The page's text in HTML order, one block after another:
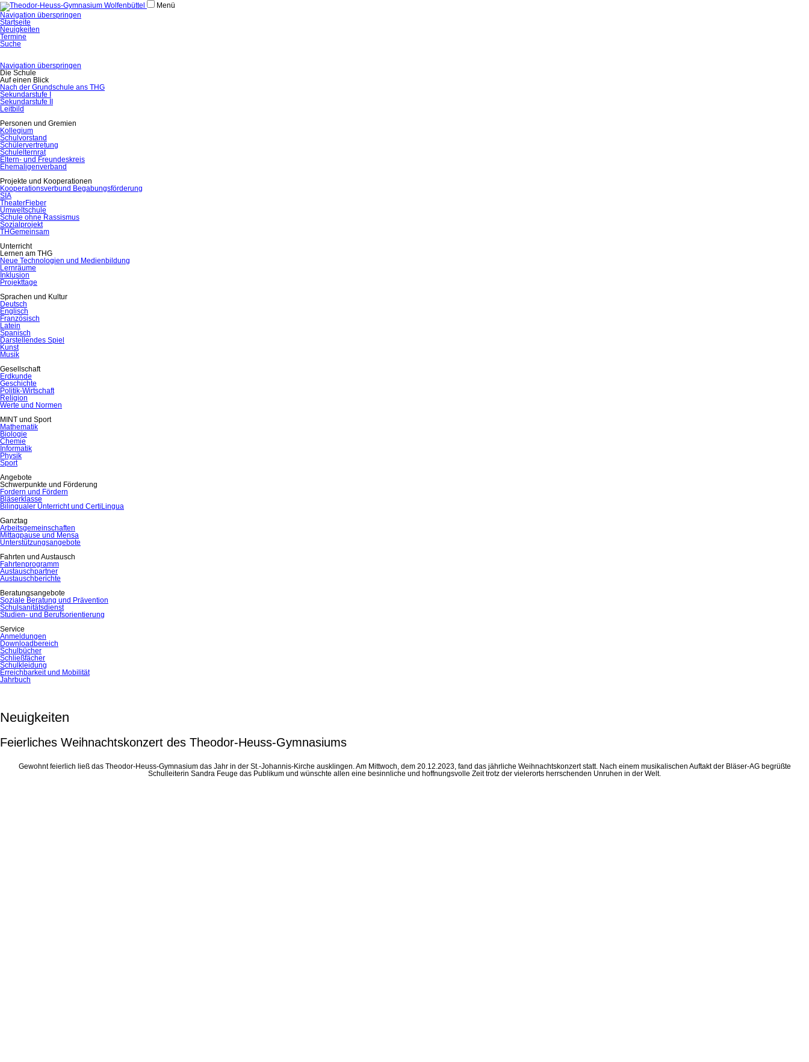
Menü
Navigation überspringen
Startseite
Neuigkeiten
Termine
Suche
Navigation überspringen
Die Schule
Auf einen Blick
Nach der Grundschule ans THG
Sekundarstufe I
Sekundarstufe II
Leitbild
Personen und Gremien
Kollegium
Schulvorstand
Schülervertretung
Schulelternrat
Eltern- und Freundeskreis
Ehemaligenverband
Projekte und Kooperationen
Kooperationsverbund Begabungsförderung
SIA
TheaterFieber
Umweltschule
Schule ohne Rassismus
Sozialprojekt
THGemeinsam
Unterricht
Lernen am THG
Neue Technologien und Medienbildung
Lernräume
Inklusion
Projekttage
Sprachen und Kultur
Deutsch
Englisch
Französisch
Latein
Spanisch
Darstellendes Spiel
Kunst
Musik
Gesellschaft
Erdkunde
Geschichte
Politik-Wirtschaft
Religion
Werte und Normen
MINT und Sport
Mathematik
Biologie
Chemie
Informatik
Physik
Sport
Angebote
Schwerpunkte und Förderung
Fordern und Fördern
Bläserklasse
Bilingualer Unterricht und CertiLingua
Ganztag
Arbeitsgemeinschaften
Mittagpause und Mensa
Unterstützungsangebote
Fahrten und Austausch
Fahrtenprogramm
Austauschpartner
Austauschberichte
Beratungsangebote
Soziale Beratung und Prävention
Schulsanitätsdienst
Studien- und Berufsorientierung
Service
Anmeldungen
Downloadbereich
Schulbücher
Schließfächer
Schulkleidung
Erreichbarkeit und Mobilität
Jahrbuch
Neuigkeiten
Feierliches Weihnachtskonzert des Theodor-Heuss-Gymnasiums
Gewohnt feierlich ließ das Theodor-Heuss-Gymnasium das Jahr in der St.-Johannis-Kirche ausklingen. Am Mittwoch, dem 20.12.2023, fand das jährliche Weihnachtskonzert statt. Nach einem musikalischen Auftakt der Bläser-AG begrüßte
Schulleiterin Sandra Feuge das Publikum und wünschte allen eine besinnliche und hoffnungsvolle Zeit trotz der vielerorts herrschenden Unruhen in der Welt.